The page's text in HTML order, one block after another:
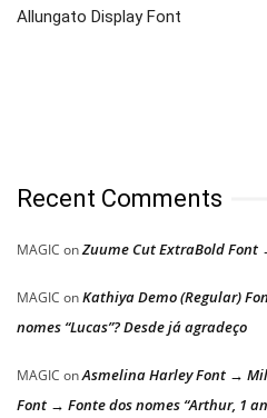
Allungato Display Font
Recent Comments
MAGIC onZuume Cut ExtraBold
MAGIC onKathiya Demo (Regular)
nomes “Lucas”? Desde já agradeço
MAGIC onAsmelina Harley Font →
Font → Fonte dos nomes “Arthur, 1